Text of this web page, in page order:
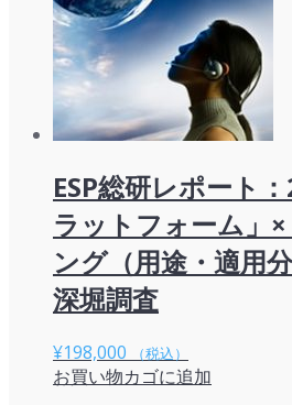
ESP総研レポート
ラットフォーム」
ング（用途・適用
深堀調査
¥198,000 （税込）
お買い物カゴに追加